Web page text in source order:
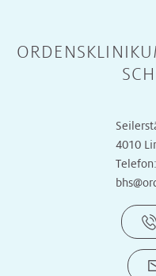
4010
Telefon: